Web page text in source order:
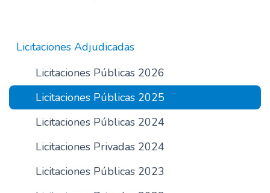
e
n
i
d
o
p
r
Licitaciones Adjudicadas
Licitaciones Públicas 2026
Licitaciones Públicas 2025
Licitaciones Públicas 2024
Licitaciones Privadas 2024
Licitaciones Públicas 2023